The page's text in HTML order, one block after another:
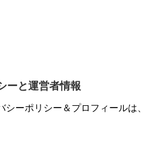
ーと運営者情報
シーポリシー＆プロフィールは、